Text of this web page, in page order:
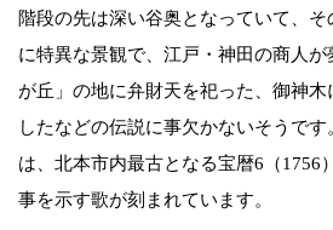
階段の先は深い谷奥となっていて、
に特異な景観で、江戸・神田の商人
が丘」の地に弁財天を祀った、御神
したなどの伝説に事欠かないそうで
は、北本市内最古となる宝暦6（1756
事を示す歌が刻まれています。